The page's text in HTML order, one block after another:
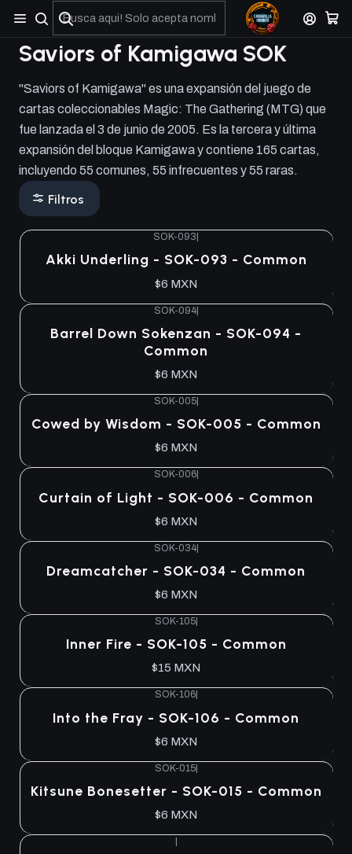
No olviden reportar sus depositos y transferencias por Whatsapp
Saviors of Kamigawa SOK
"Saviors of Kamigawa" es una expansión del juego de
cartas coleccionables Magic: The Gathering (MTG) que
fue lanzada el 3 de junio de 2005. Es la tercera y última
expansión del bloque Kamigawa y contiene 165 cartas,
incluyendo 55 comunes, 55 infrecuentes y 55 raras.
Filtros
SOK-093
Akki Underling - SOK-093 - Common
$6 MXN
SOK-094|
Barrel Down Sokenzan - SOK-094 -
Common
$6 MXN
SOK-005|
Cowed by Wisdom - SOK-005 - Common
$6 MXN
SOK-006|
Curtain of Light - SOK-006 - Common
$6 MXN
SOK-034|
Dreamcatcher - SOK-034 - Common
$6 MXN
SOK-105|
Inner Fire - SOK-105 - Common
$15 MXN
SOK-106|
Into the Fray - SOK-106 - Common
$6 MXN
SOK-015|
Kitsune Bonesetter - SOK-015 - Common
$6 MXN